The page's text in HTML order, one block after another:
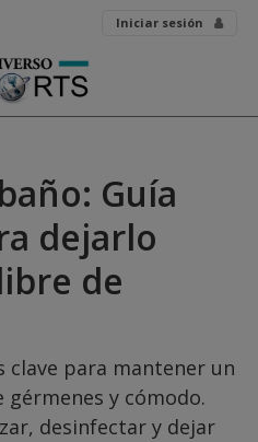
Iniciar sesión
Guía
dejarlo
de
clave para mantener un
y cómodo.
desinfectar y dejar